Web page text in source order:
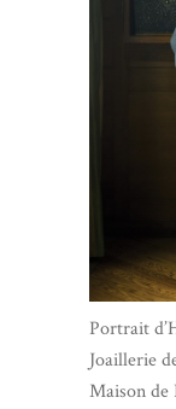
Portrait
Joaillerie
Maison de